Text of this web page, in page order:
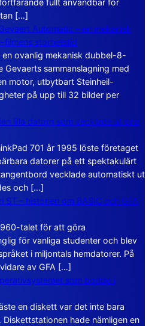
fullt användbar för
[…]
Automatic – en mekanisk
filmens storhetstid
ovanlig mekanisk dubbel-8-
Gevaerts sammanslagning med
motor, utbytbart Steinheil-
på upp till 32 bilder per
lilla datorn som vecklade ut sina
701 år 1995 löste företaget
datorer på ett spektakulärt
vecklade automatiskt ut
och […]
ST – historien om BASIC och GFA
talet för att göra
för vanliga studenter och blev
i miljontals hemdatorer. På
av GFA […]
som bodde i
en diskett var det inte bara
hade nämligen en